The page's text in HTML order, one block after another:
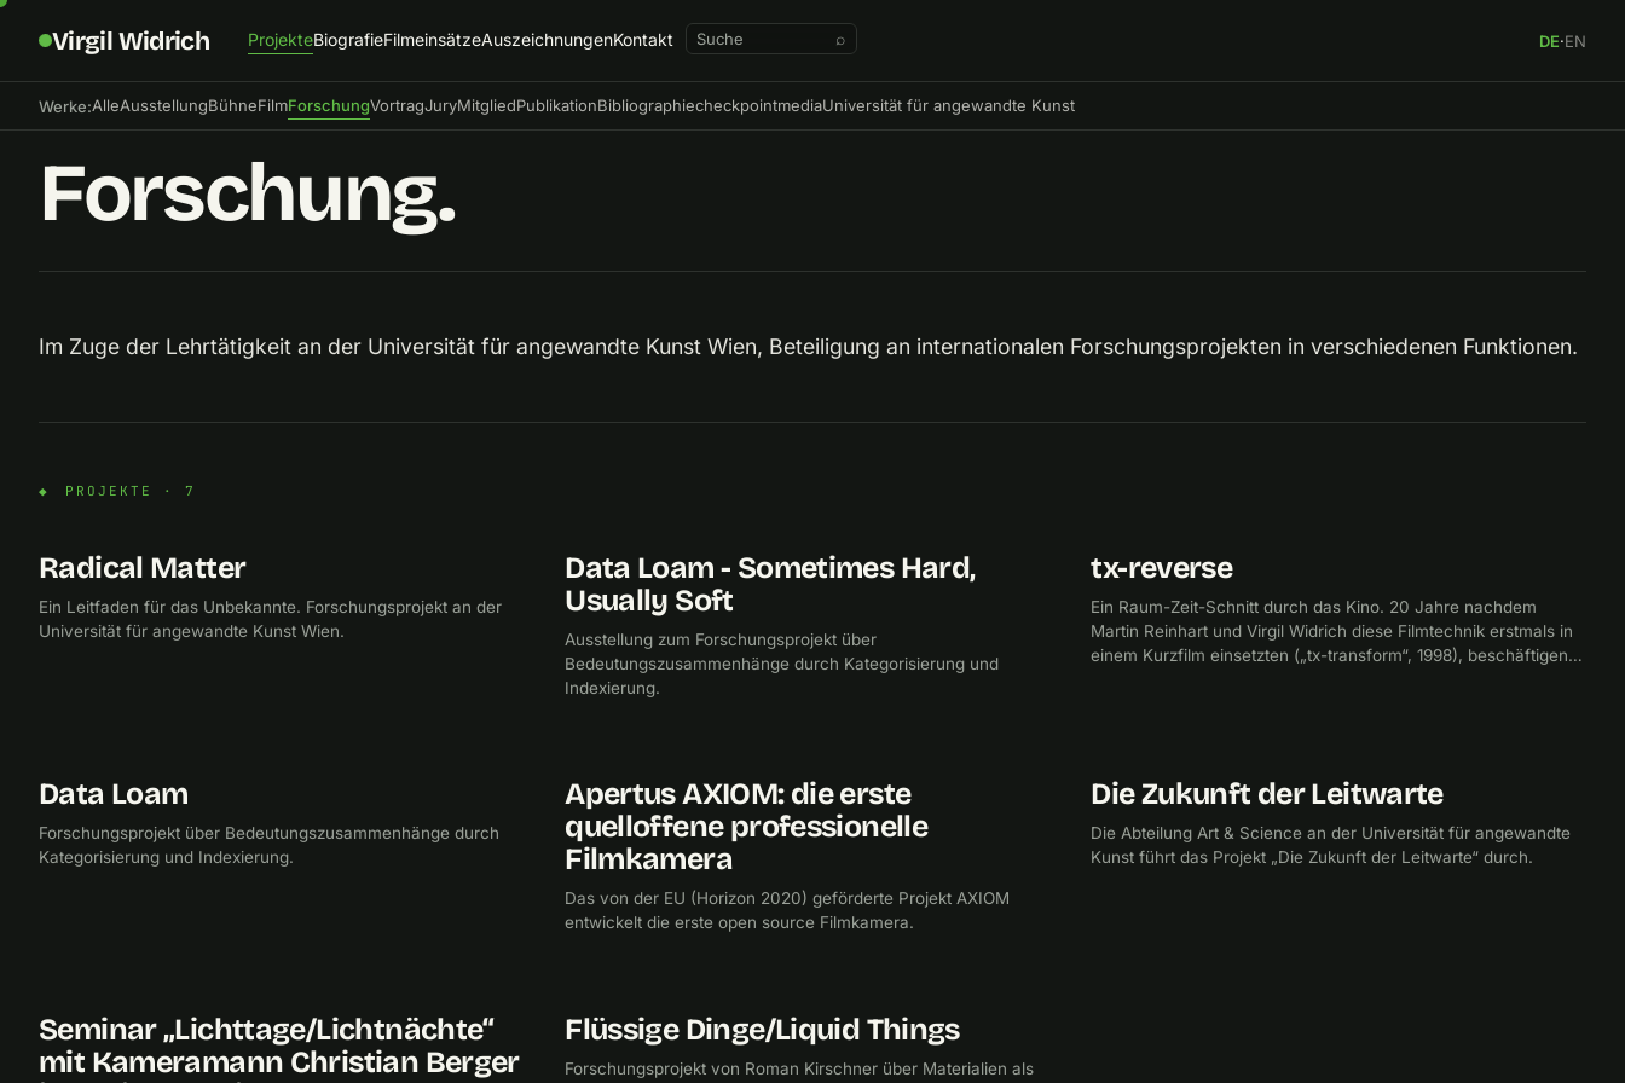
Virgil Widrich ProjekteBiografieFilmeinsätzeAuszeichnungenKontakt ⌕ DE·EN
Werke:AlleAusstellungBühneFilmForschungVortragJuryMitgliedPublikationBibliographiecheckpointmediaUniversität für angewandte Kunst
Forschung.
Im Zuge der Lehrtätigkeit an der Universität für angewandte Kunst Wien, Beteiligung an internationalen Forschungsprojekten in verschiedenen Funktionen.
PROJEKTE · 7
2021 UNIVERSITÄT FÜR ANGEWANDTE KUNST
Radical Matter
Ein Leitfaden für das Unbekannte. Forschungsprojekt an der
Universität für angewandte Kunst Wien.
2019 UNIVERSITÄT FÜR ANGEWANDTE KUNST AUSSTELLUNG
Data Loam - Sometimes Hard,
Usually Soft
Ausstellung zum Forschungsprojekt über
Bedeutungszusammenhänge durch Kategorisierung und
Indexierung.
2019 FILM
tx-reverse
Ein Raum-Zeit-Schnitt durch das Kino. 20 Jahre nachdem
Martin Reinhart und Virgil Widrich diese Filmtechnik erstmals in
einem Kurzfilm einsetzten („tx-transform“, 1998), beschäftigen
2017 UNIVERSITÄT FÜR ANGEWANDTE KUNST
Data Loam
Forschungsprojekt über Bedeutungszusammenhänge durch
Kategorisierung und Indexierung.
2015 UNIVERSITÄT FÜR ANGEWANDTE KUNST
Apertus AXIOM: die erste
quelloffene professionelle
Filmkamera
Das von der EU (Horizon 2020) geförderte Projekt AXIOM
entwickelt die erste open source Filmkamera.
2014 UNIVERSITÄT FÜR ANGEWANDTE KUNST
Die Zukunft der Leitwarte
Die Abteilung Art & Science an der Universität für angewandte
Kunst führt das Projekt „Die Zukunft der Leitwarte“ durch.
2013 FILM
Seminar „Lichttage/Lichtnächte“
mit Kameramann Christian Berger
2012 UNIVERSITÄT FÜR ANGEWANDTE KUNST
Flüssige Dinge/Liquid Things
Forschungsprojekt von Roman Kirschner über Materialien als